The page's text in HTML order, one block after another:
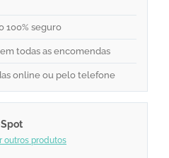
100% seguro
todas as encomendas
online ou pelo telefone
outros produtos